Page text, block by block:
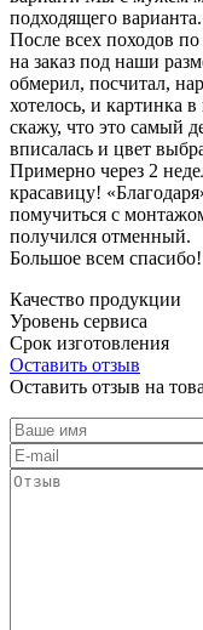
подходящего варианта.
После всех походов
на заказ под наши
обмерил, посчитал,
хотелось, и картинка
скажу, что это самый
вписалась и цвет
Примерно через 2
красавицу!
помучиться с
получился отменный.
Большое всем
Качество продукции
Уровень сервиса
Срок изготовления
Оставить отзыв
Оставить отзыв на